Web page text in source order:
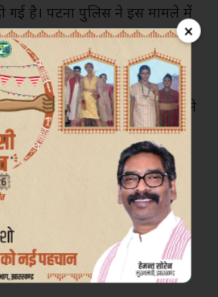
×
है। पटना पुलिस ने इस मामले में
देते हुए सोशल मीडिया
मांगी है।
एक मिनट का वीडियो सामने आने
में है। जांच के तहत फेसबुक और
को आधिकारिक ई-मेल भेजकर यह
पाकिस्तान के किस शहर से
ही अकाउंट का
आईपी एड्रेस
गई है।